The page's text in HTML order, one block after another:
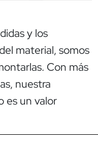
y los
material, somos
Con más
nuestra
es un valor